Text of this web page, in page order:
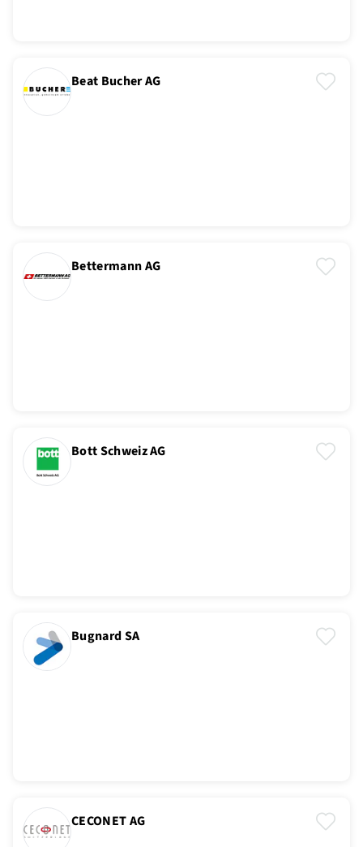
Beat Bucher AG
Bettermann AG
Bott Schweiz AG
Bugnard SA
CECONET AG